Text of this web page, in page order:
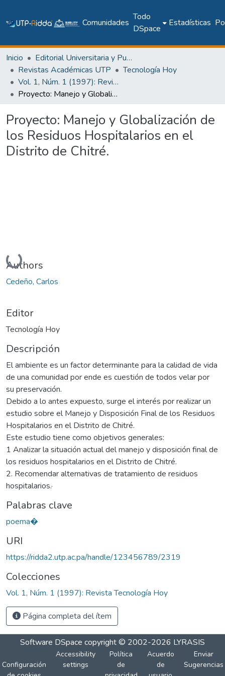
Comunidades
Todo
DSpace
Estadísticas
Inicio
Editorial Universitaria y Publicaciones Seriadas
Revistas Académicas UTP
Tecnología Hoy
Vol. 1, Núm. 1 (1997): Revista Tecnología Hoy
Proyecto: Manejo y Globalización de los Residuos Hospitalarios en el Distrito de Chitré.
Proyecto: Manejo y Globalización de
los Residuos Hospitalarios en el
Distrito de Chitré.
Cargando...
Authors
Cedeño, Carlos
Editor
Tecnología Hoy
Descripción
El ambiente es un factor determinante para la calidad de vida
de una comunidad por ende es cuestión de todos velar por
su preservación.
Debido a lo antes expuesto, surge el interés por realizar un
estudio sobre el Manejo y Disposición Final de los Residuos
Hospitalarios en el Distrito de Chitré.
Este estudio tiene como objetivos generales:
1 Analizar la situación actual del manejo y disposición final de
los residuos hospitalarios en el Distrito de Chitré.
2. Recomendar alternativas de tratamiento de residuos
hospitalarios.·
Palabras clave
poema�
URI
https://ridda2.utp.ac.pa/handle/123456789/2319
Colecciones
Vol. 1, Núm. 1 (1997): Revista Tecnología Hoy
Página completa del ítem
Software DSpace copyright © 2002-2026 LYRASIS
Configuración
Accessibility
settings
Política
de
Acuerdo
de
Enviar
Sugerencias